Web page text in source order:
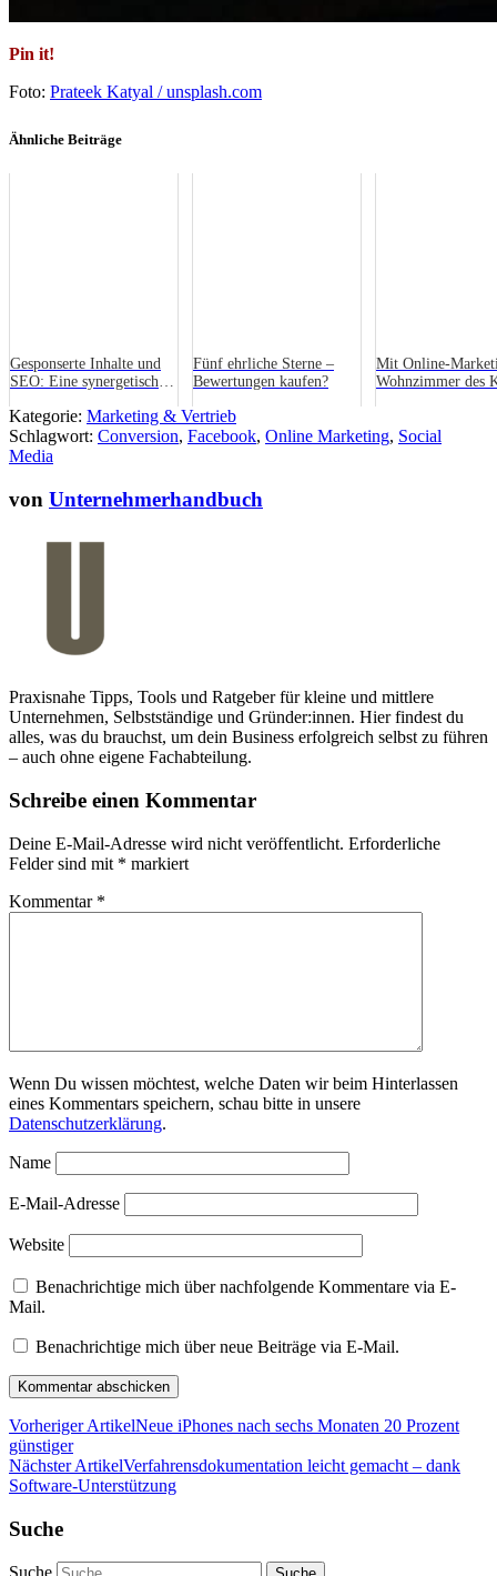
Pin it!
Foto: Prateek Katyal / unsplash.com
Ähnliche Beiträge
Gesponserte Inhalte und
SEO: Eine synergetische
Fünf ehrliche Sterne –
Bewertungen kaufen?
Mit Online-
Wohnzimmer des
Kategorie: Marketing & Vertrieb
Schlagwort: Conversion, Facebook, Online Marketing, Social
Media
von Unternehmerhandbuch
Praxisnahe Tipps, Tools und Ratgeber für kleine und mittlere
Unternehmen, Selbstständige und Gründer:innen. Hier findest du
alles, was du brauchst, um dein Business erfolgreich selbst zu führen
– auch ohne eigene Fachabteilung.
Schreibe einen Kommentar
Deine E-Mail-Adresse wird nicht veröffentlicht. Erforderliche
Felder sind mit * markiert
Kommentar *
Wenn Du wissen möchtest, welche Daten wir beim Hinterlassen
eines Kommentars speichern, schau bitte in unsere
Datenschutzerklärung.
Name
E-Mail-Adresse
Website
Benachrichtige mich über nachfolgende Kommentare via E-
Mail.
Benachrichtige mich über neue Beiträge via E-Mail.
Vorheriger ArtikelNeue iPhones nach sechs Monaten 20 Prozent
günstiger
Nächster ArtikelVerfahrensdokumentation leicht gemacht – dank
Software-Unterstützung
Suche